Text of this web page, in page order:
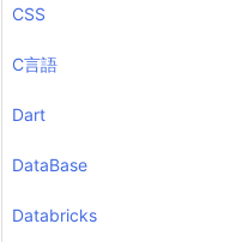
CSS
C言語
Dart
DataBase
Databricks